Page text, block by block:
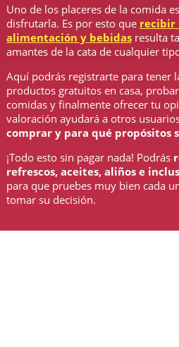
Uno de los placeres de la comida
disfrutarla. Es por esto que recibir
alimentación y bebidasresulta
amantes de la cata de cualquier
Aquí podrás registrarte para tener
productos gratuitos en casa,
comidas y finalmente ofrecer tu
valoración ayudará a otros
comprar y para qué propósitos
¡Todo esto sin pagar nada! Podrás
refrescos, aceites, aliños e
para que pruebes muy bien cada
tomar su decisión.